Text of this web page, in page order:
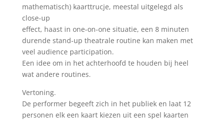
mathematisch) kaarttrucje, meestal uitgelegd als
close-up
effect, haast in one-on-one situatie, een 8 minuten
durende stand-up theatrale routine kan maken met
veel audience participation.
Een idee om in het achterhoofd te houden bij heel
wat andere routines.
Vertoning.
De performer begeeft zich in het publiek en laat 12
personen elk een kaart kiezen uit een spel kaarten